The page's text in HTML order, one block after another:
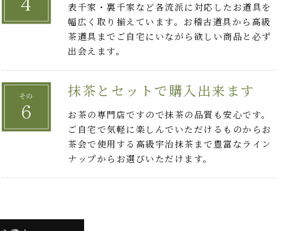
表千家・裏千家など各流派に対応したお道具を
幅広く取り揃えています。お稽古道具から高級
茶道具までご自宅にいながら欲しい商品と必ず
出会えます。
抹茶とセットで購入出来ます
お茶の専門店ですので抹茶の品質も安心です。
ご自宅で気軽に楽しんでいただけるものからお
茶会で使用する高級宇治抹茶まで豊富なライン
ナップからお選びいただけます。